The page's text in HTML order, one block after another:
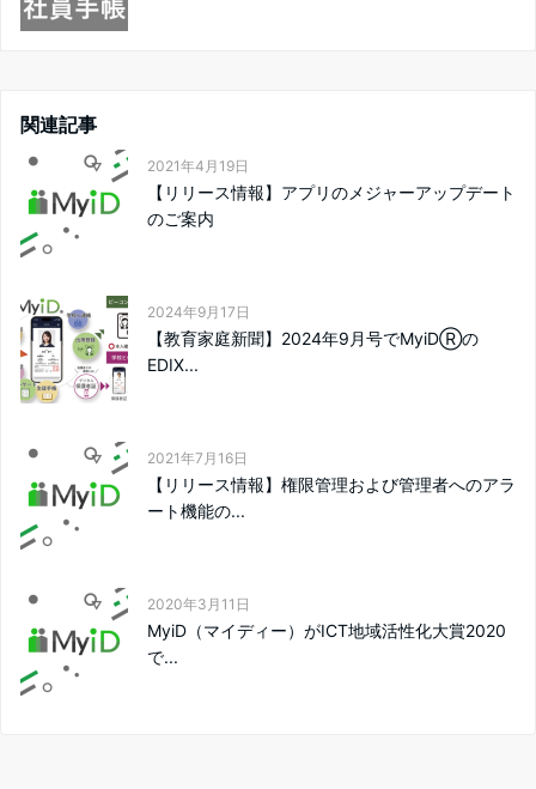
関連記事
2021年4月19日
【リリース情報】アプリのメジャーアップデート
のご案内
2024年9月17日
【教育家庭新聞】2024年9月号でMyiDⓇの
EDIX...
2021年7月16日
【リリース情報】権限管理および管理者へのアラ
ート機能の...
2020年3月11日
MyiD（マイディー）がICT地域活性化大賞2020
で...